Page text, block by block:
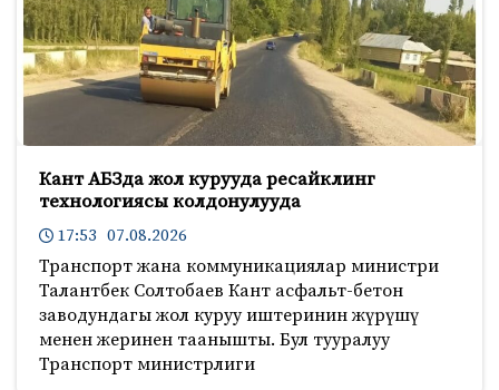
Кант АБЗда жол курууда ресайклинг
технологиясы колдонулууда
17:53 07.08.2026
Транспорт жана коммуникациялар министри
Талантбек Солтобаев Кант асфальт-бетон
заводундагы жол куруу иштеринин жүрүшү
менен жеринен таанышты. Бул тууралуу
Транспорт министрлиги